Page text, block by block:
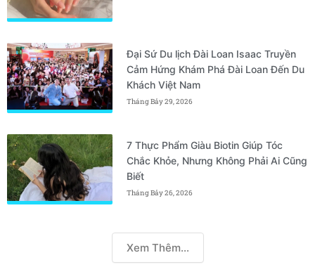
Đại Sứ Du lịch Đài Loan Isaac Truyền
Cảm Hứng Khám Phá Đài Loan Đến Du
Khách Việt Nam
Tháng Bảy 29, 2026
7 Thực Phẩm Giàu Biotin Giúp Tóc
Chắc Khỏe, Nhưng Không Phải Ai Cũng
Biết
Tháng Bảy 26, 2026
Xem Thêm...